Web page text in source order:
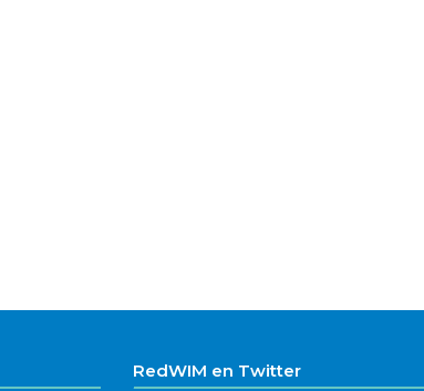
RedWIM en Twitter